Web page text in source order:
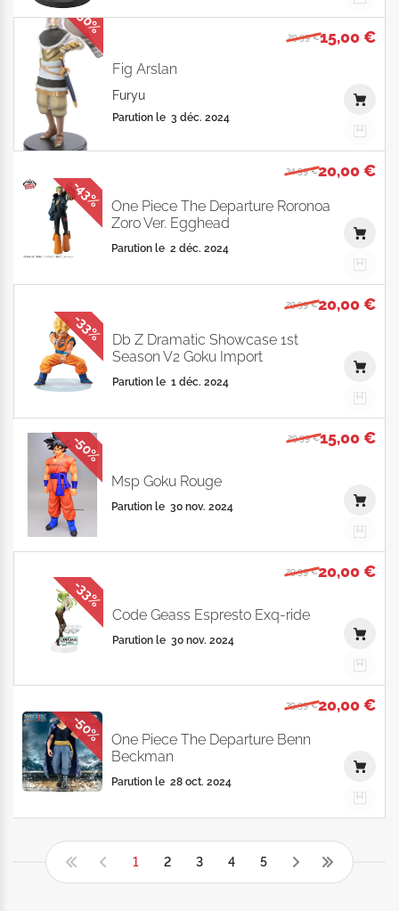
29,99 €15,00 €
Fig Arslan
Furyu
Parution le 3 déc. 2024
-50%
34,99 €20,00 €
One Piece The Departure Roronoa
Zoro Ver. Egghead
Parution le 2 déc. 2024
-43%
29,99 €20,00 €
Db Z Dramatic Showcase 1st
Season V2 Goku Import
Parution le 1 déc. 2024
-33%
29,99 €15,00 €
Msp Goku Rouge
Parution le 30 nov. 2024
-50%
29,99 €20,00 €
Code Geass Espresto Exq-ride
Parution le 30 nov. 2024
-33%
39,99 €20,00 €
One Piece The Departure Benn
Beckman
Parution le 28 oct. 2024
-50%
1 2 3 4 5